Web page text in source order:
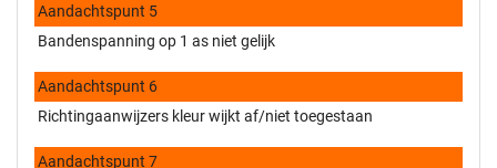
Aandachtspunt 5
Bandenspanning op 1 as niet gelijk
Aandachtspunt 6
Richtingaanwijzers kleur wijkt af/niet toegestaan
Aandachtspunt 7